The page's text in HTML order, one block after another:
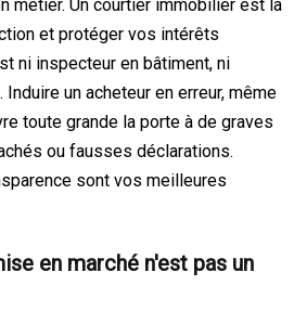
métier. Un courtier immobilier est là
et protéger vos intérêts
ni inspecteur en bâtiment, ni
un acheteur en erreur, même
toute grande la porte à de graves
ou fausses déclarations.
sont vos meilleures
en marché n'est pas un